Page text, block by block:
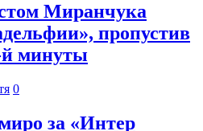
Миранчука
пропустив
й минуты
0
за «Интер